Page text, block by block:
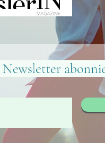
Newsletter